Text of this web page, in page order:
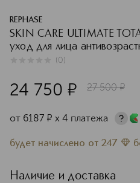
REPHASE
SKIN CARE ULTIMATE
уход для лица
(0)
24 750 ¤ 27 500 ¤
от 6187 ¤ х 4 платежа
будет начислено от 247
Наличие и доставка